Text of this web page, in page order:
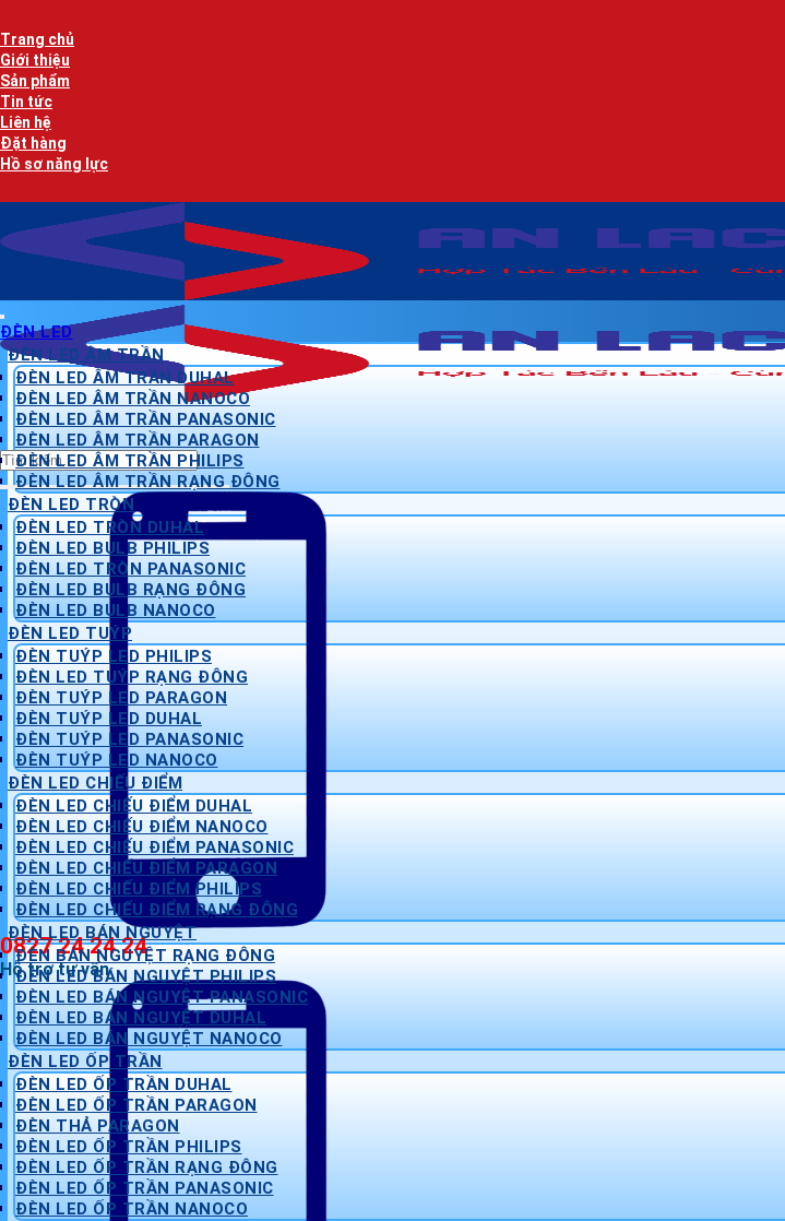
qua
nội
dung
Trang chủ
Giới thiệu
Sản phẩm
Tin tức
Liên hệ
Đặt hàng
Hồ sơ năng lực
Tìm
kiếm:
0827 24 24 24
Hỗ trợ tư vấn
ĐÈN LED
ĐÈN LED ÂM TRẦN
ĐÈN LED ÂM TRẦN DUHAL
ĐÈN LED ÂM TRẦN NANOCO
ĐÈN LED ÂM TRẦN PANASONIC
ĐÈN LED ÂM TRẦN PARAGON
ĐÈN LED ÂM TRẦN PHILIPS
ĐÈN LED ÂM TRẦN RẠNG ĐÔNG
ĐÈN LED TRÒN
ĐÈN LED TRÒN DUHAL
ĐÈN LED BULB PHILIPS
ĐÈN LED TRÒN PANASONIC
ĐÈN LED BULB RẠNG ĐÔNG
ĐÈN LED BULB NANOCO
ĐÈN LED TUÝP
ĐÈN TUÝP LED PHILIPS
ĐÈN LED TUÝP RẠNG ĐÔNG
ĐÈN TUÝP LED PARAGON
ĐÈN TUÝP LED DUHAL
ĐÈN TUÝP LED PANASONIC
ĐÈN TUÝP LED NANOCO
ĐÈN LED CHIẾU ĐIỂM
ĐÈN LED CHIẾU ĐIỂM DUHAL
ĐÈN LED CHIẾU ĐIỂM NANOCO
ĐÈN LED CHIẾU ĐIỂM PANASONIC
ĐÈN LED CHIẾU ĐIỂM PARAGON
ĐÈN LED CHIẾU ĐIỂM PHILIPS
ĐÈN LED CHIẾU ĐIỂM RẠNG ĐÔNG
ĐÈN LED BÁN NGUYỆT
ĐÈN BÁN NGUYỆT RẠNG ĐÔNG
ĐÈN LED BÁN NGUYỆT PHILIPS
ĐÈN LED BÁN NGUYỆT PANASONIC
ĐÈN LED BÁN NGUYỆT DUHAL
ĐÈN LED BÁN NGUYỆT NANOCO
ĐÈN LED ỐP TRẦN
ĐÈN LED ỐP TRẦN DUHAL
ĐÈN LED ỐP TRẦN PARAGON
ĐÈN THẢ PARAGON
ĐÈN LED ỐP TRẦN PHILIPS
ĐÈN LED ỐP TRẦN RẠNG ĐÔNG
ĐÈN LED ỐP TRẦN PANASONIC
ĐÈN LED ỐP TRẦN NANOCO